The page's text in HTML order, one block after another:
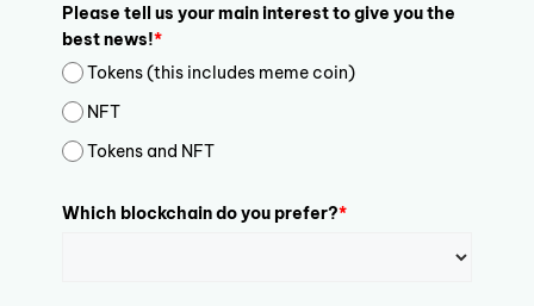
Please tell us your main interest to give you the
best news!*
Tokens (this includes meme coin)
NFT
Tokens and NFT
Which blockchain do you prefer?*